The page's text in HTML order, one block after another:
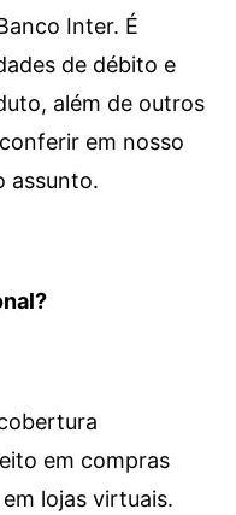
Inter. É
de débito e
além de outros
em nosso
assunto.
em compras
lojas virtuais.